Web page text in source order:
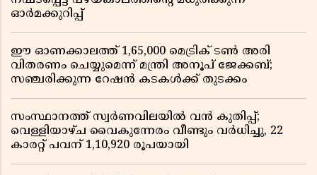
ഓർമക്കുറിപ്പ്
ഈ ഓണക്കാലത്ത് 1,65,000 മെട്രിക് ടൺ അരി
വിതരണം ചെയ്യുമെന്ന് മന്ത്രി അനൂപ് ജേക്കബ്;
സഞ്ചരിക്കുന്ന റേഷൻ കടകൾക്ക് തുടക്കം
സംസ്ഥാനത്ത് സ്വർണവിലയിൽ വൻ കുതിപ്പ്;
വെള്ളിയാഴ്ച വൈകുന്നേരം വീണ്ടും വർധിച്ചു, 22
കാരറ്റ് പവന് 1,10,920 രൂപയായി